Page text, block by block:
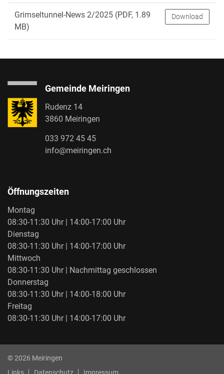
Grimseltunnel-News 2/2025 (PDF, 1.89
MB)
Download
Gemeinde Meiringen
Rudenz 14
3860 Meiringen
033 972 45 45
info@meiringen.ch
Öffnungszeiten
Montag
08:30-11:30 Uhr | 14:00-17:00 Uhr
Dienstag
08:30-11:30 Uhr | 14:00-17:00 Uhr
Mittwoch
08:30-11:30 Uhr | Nachmittag geschlossen
Donnerstag
08:30-11:30 Uhr | 14:00-18:00 Uhr
Freitag
08:30-11:30 Uhr | 14:00-17:00 Uhr
© 2026 Meiringen
Toolbar